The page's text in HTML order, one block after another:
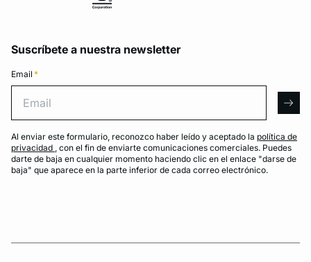
Suscríbete a nuestra newsletter
Email *
Al enviar este formulario, reconozco haber leído y aceptado la política de
privacidad , con el fin de enviarte comunicaciones comerciales. Puedes
darte de baja en cualquier momento haciendo clic en el enlace "darse de
baja" que aparece en la parte inferior de cada correo electrónico.